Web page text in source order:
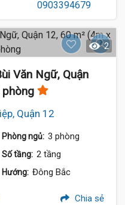
2
Văn Ngữ, Quận
phòng
Quận 12
Phòng ngủ: 3 phòng
Số tầng: 2 tầng
Hướng: Đông Bắc
Chia sẻ